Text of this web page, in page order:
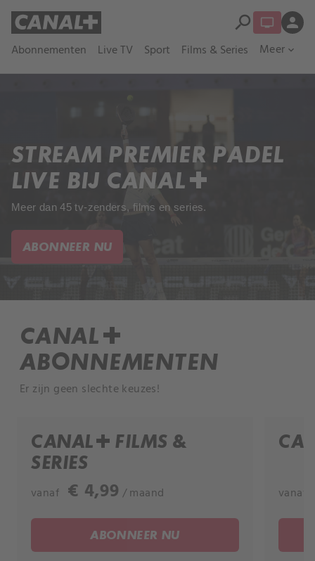
Abonnementen Live TV Sport Films & Series Meer expand_more
search person
STREAM PREMIER PADEL
LIVE BIJ CANAL+​
Meer dan 45 tv-zenders, films en series.
ABONNEER NU
CANAL+
ABONNEMENTEN
Er zijn geen slechte keuzes!
CANAL+ FILMS &
SERIES
vanaf € 4,99 / maand
ABONNEER NU
vanaf